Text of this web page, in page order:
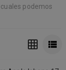
podemos